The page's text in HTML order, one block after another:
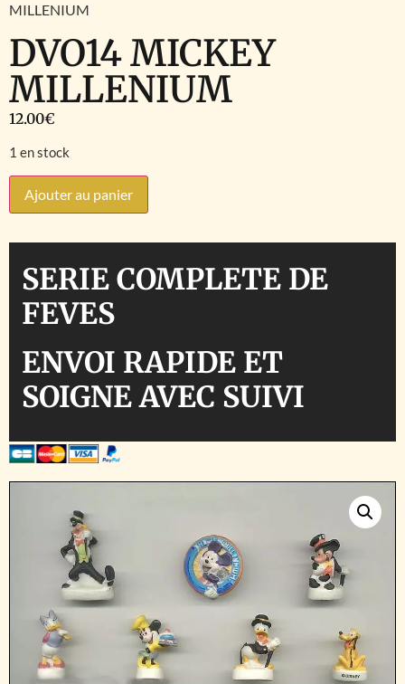
MILLENIUM
DVO14 MICKEY
MILLENIUM
12.00€
1 en stock
Ajouter au panier
SERIE COMPLETE DE
FEVES
ENVOI RAPIDE ET
SOIGNE AVEC SUIVI